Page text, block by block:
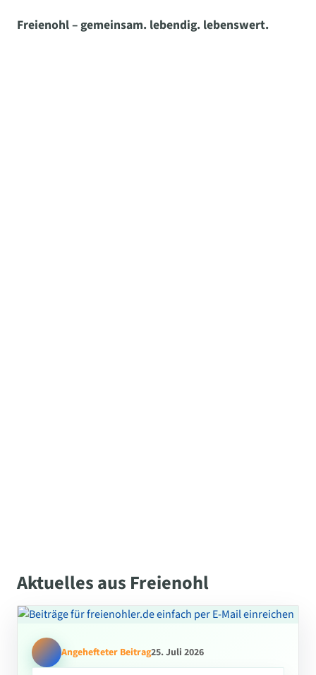
Freienohl – gemeinsam. lebendig. lebenswert.
Aktuelles aus Freienohl
Angehefteter Beitrag25. Juli 2026